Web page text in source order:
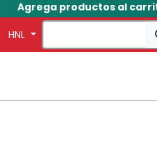
Agrega productos al carrito
HNL